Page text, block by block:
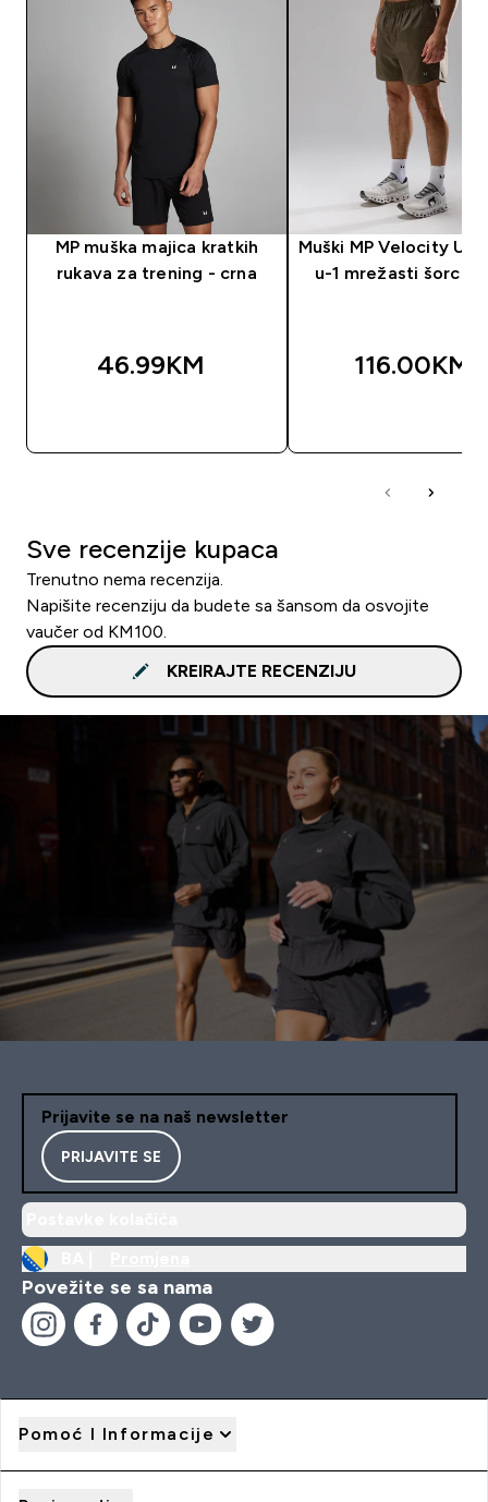
MP muška majica kratkih
rukava za trening - crna
46.99KM‎
Muški MP Velocity
u-1 mrežasti šorc -
116.00KM‎
Sve recenzije kupaca
Trenutno nema recenzija.
Napišite recenziju da budete sa šansom da osvojite
vaučer od KM100.
KREIRAJTE RECENZIJU
Prijavite se na naš newsletter
PRIJAVITE SE
Povežite se sa nama
Pomoć I Informacije